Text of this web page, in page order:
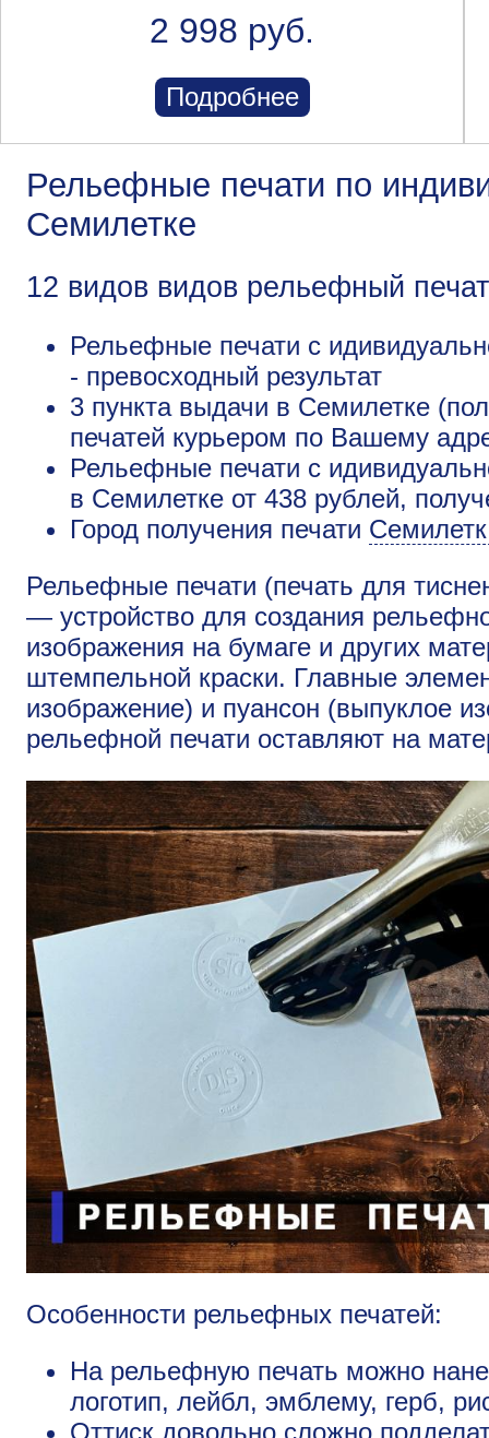
2 998 руб.
Подробнее
Рельефные печати по
Семилетке
12 видов видов рельефный
Рельефные печати с
- превосходный результат
3 пункта выдачи в Семилетке
печатей курьером по Вашему
Рельефные печати с
в Семилетке от 438 рублей,
Город получения печати
Рельефные печати (печать для
— устройство для создания
изображения на бумаге и других
штемпельной краски. Главные
изображение) и пуансон (выпуклое
рельефной печати оставляют на
Особенности рельефных печатей:
На рельефную печать можно
логотип, лейбл, эмблему, герб,